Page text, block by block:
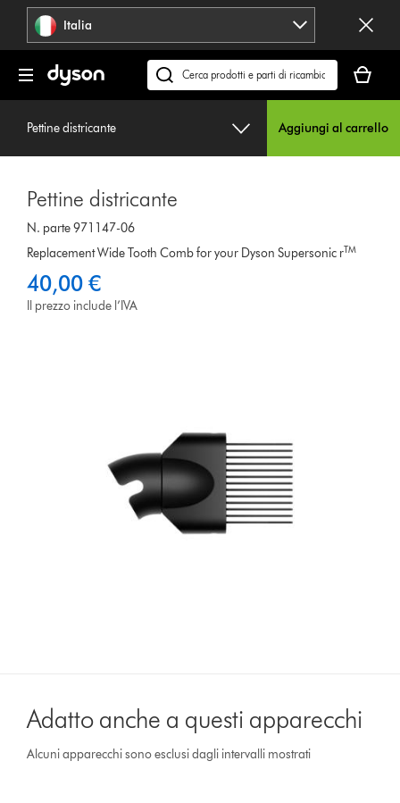
navigazione Italia
Cerca
su
carrello
è
Pettine districante Aggiungi al carrello
Pettine districante
N. parte 971147-06
Replacement Wide Tooth Comb for your Dyson Supersonic rTM
40,00 €
Il prezzo include l’IVA
Adatto anche a questi apparecchi
Alcuni apparecchi sono esclusi dagli intervalli mostrati